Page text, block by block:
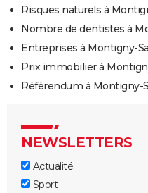
Risques naturels à
Nombre de dentistes à
Entreprises à Montigny-
Prix immobilier à
Référendum à Montigny-
NEWSLETTERS
Actualité
Sport